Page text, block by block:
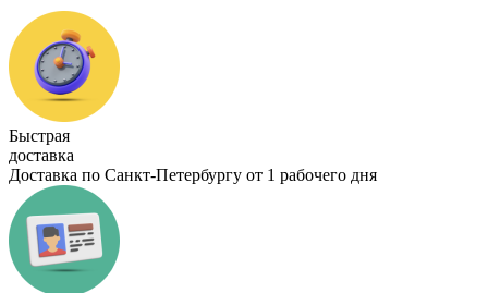
Быстрая
доставка
Доставка по Санкт-Петербургу от 1 рабочего дня